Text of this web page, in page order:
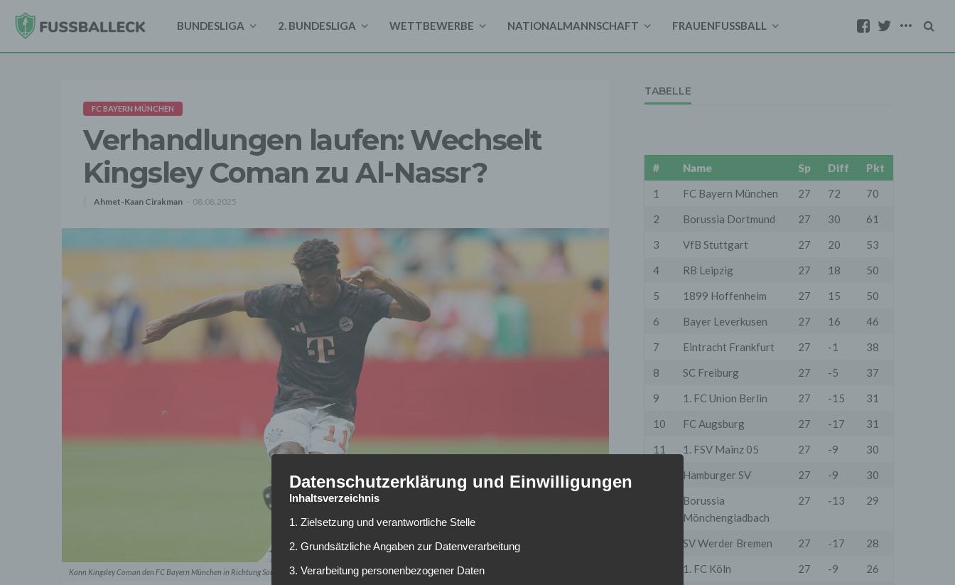
BUNDESLIGA 2. BUNDESLIGA WETTBEWERBE NATIONALMANNSCHAFT FRAUENFUSSBALL
FC BAYERN MÜNCHEN
Verhandlungen laufen: Wechselt
Kingsley Coman zu Al-Nassr?
Ahmet-Kaan Cirakman 08.08.2025
Kann Kingsley Coman den FC Bayern München in Richtung Saudi-Arabien verlassen? | Foto: Michael Reaves/Getty Images
TABELLE
# Name Sp Diff
Pkt
1
FC Bayern München 27 72
70
2
Borussia Dortmund 27 30
61
3
VfB Stuttgart 27 20
53
4
RB Leipzig 27 18
50
5
1899 Hoffenheim 27 15
50
6
Bayer Leverkusen 27 16
46
7
Eintracht Frankfurt 27 -1
38
8
SC Freiburg 27 -5
37
9
1. FC Union Berlin 27 -15
31
10
FC Augsburg 27 -17
31
11
1. FSV Mainz 05 27 -9
30
Hamburger SV 27 -9
30
Borussia
Mönchengladbach
27 -13 29
SV Werder Bremen 27 -17
28
1. FC Köln 27 -9
26
Datenschutzerklärung und Einwilligungen
Inhaltsverzeichnis
1. Zielsetzung und verantwortliche Stelle
2. Grundsätzliche Angaben zur Datenverarbeitung
3. Verarbeitung personenbezogener Daten